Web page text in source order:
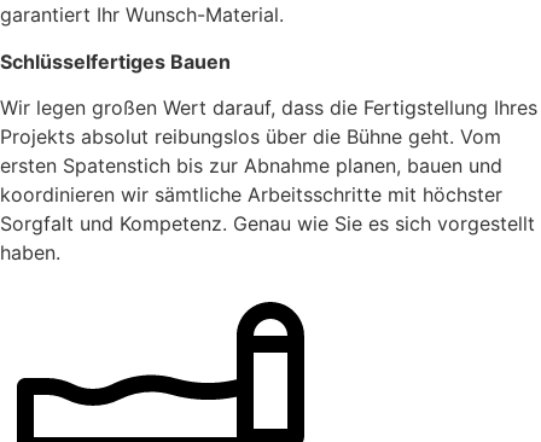
garantiert Ihr Wunsch-Material.
Schlüsselfertiges Bauen
Wir legen großen Wert darauf, dass die Fertigstellung Ihres
Projekts absolut reibungslos über die Bühne geht. Vom
ersten Spatenstich bis zur Abnahme planen, bauen und
koordinieren wir sämtliche Arbeitsschritte mit höchster
Sorgfalt und Kompetenz. Genau wie Sie es sich vorgestellt
haben.